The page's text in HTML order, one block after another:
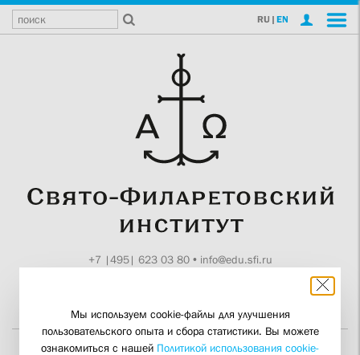
RU | EN
+7 |495| 623 03 80• info@edu.sfi.ru
Мы используем cookie-файлы для улучшения
пользовательского опыта и сбора статистики. Вы можете
ознакомиться с нашей Политикой использования cookie-